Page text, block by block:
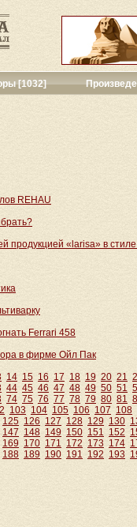
[1032]
Повести,
REHAU
продукцией «larisa» в
Ferrari 458
в фирме Ойл Пак
14 15 16 17 18 19 20 21
44 45 46 47 48 49 50 51
74 75 76 77 78 79 80 81
103 104 105 106 107 108
125 126 127 128 129 130
147 148 149 150 151 152
169 170 171 172 173 174
188 189 190 191 192 193